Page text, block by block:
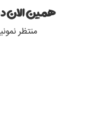
همین الان
منتظر